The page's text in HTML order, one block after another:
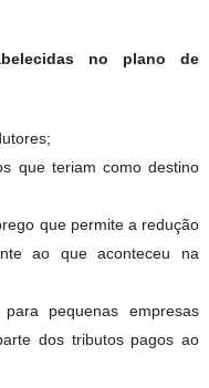
no plano de
que teriam como destino
que permite a redução
ao que aconteceu na
pequenas empresas
dos tributos pagos ao